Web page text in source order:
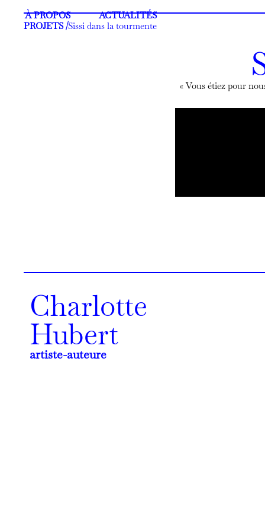
À PROPOS
ACTUALITÉS
PROJETS /Sissi dans la tourmente
« Vous étiez pour
Charlotte
Hubert
artiste-auteure